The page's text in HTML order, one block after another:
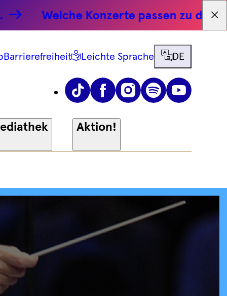
Konzerte passen zu dir?
Barrierefreiheit Leichte Sprache
Sprache
wählen
DE
TiktokFacebook
Instagram
Spotify
Aktion!